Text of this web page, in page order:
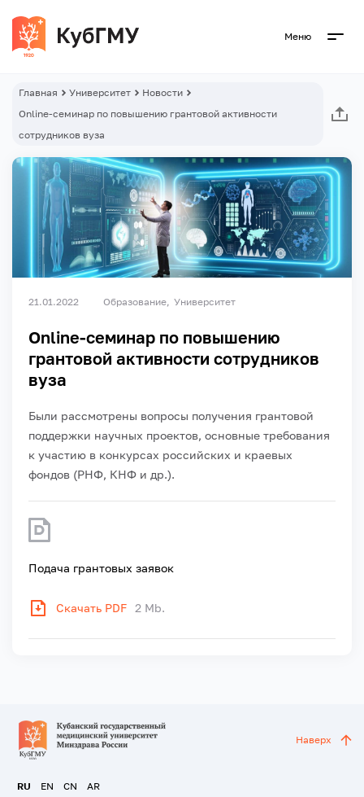
Меню
Главная Университет
Новости
Оnline-семинар по повышению грантовой активности
сотрудников вуза
21.01.2022 Образование Университет
Оnline-семинар по повышению
грантовой активности сотрудников
вуза
Были рассмотрены вопросы получения грантовой
поддержки научных проектов, основные требования
к участию в конкурсах российских и краевых
фондов (РНФ, КНФ и др.).
Подача грантовых заявок
Скачать PDF 2 Mb.
RU EN CN AR
Наверх